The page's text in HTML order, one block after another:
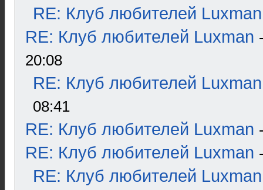
RE: Клуб любителей Luxman
RE: Клуб любителей Luxman
20:08
RE: Клуб любителей Luxman
08:41
RE: Клуб любителей Luxman
RE: Клуб любителей Luxman
RE: Клуб любителей Luxman